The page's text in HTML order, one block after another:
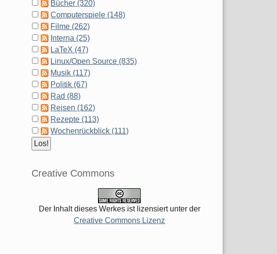
Bücher (320)
Computerspiele (148)
Filme (262)
Interna (25)
LaTeX (47)
Linux/Open Source (835)
Musik (117)
Politik (67)
Rad (88)
Reisen (162)
Rezepte (113)
Wochenrückblick (111)
Creative Commons
Der Inhalt dieses Werkes ist lizensiert unter der
Creative Commons Lizenz